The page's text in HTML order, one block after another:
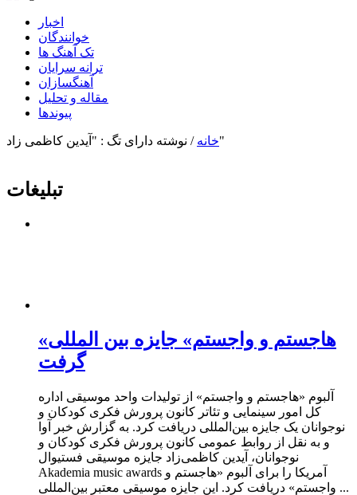
اخبار
خوانندگان
تک آهنگ ها
ترانه سرایان
آهنگسازان
مقاله و تحلیل
پیوندها
خانه / نوشته دارای تگ : "آیدین کاظمی زاد"
تبلیغات
«هاجستم و واجستم» جایزه بین المللی
گرفت
آلبوم «هاجستم و واجستم» از تولیدات واحد موسیقی اداره
‌کل امور سینمایی و تئاتر کانون پرورش فکری کودکان و
نوجوانان یک جایزه بین‌المللی دریافت کرد. به گزارش خبر آوا
و به نقل از روابط‌ عمومی کانون پرورش فکری کودکان و
نوجوانان، آیدین کاظمی‌زاد جایزه موسیقی فستیوال
Akademia music awards آمریکا را برای آلبوم «هاجستم و
واجستم» دریافت کرد. این جایزه موسیقی معتبر بین‌المللی ...